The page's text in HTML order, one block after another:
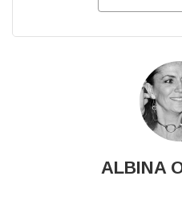
ALBINA